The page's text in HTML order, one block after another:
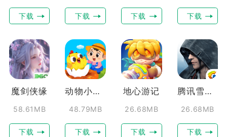
下载 下载 下载 下载
魔剑侠缘
58.61MB
下载
动物小牧场
48.79MB
下载
地心游记
26.68MB
下载
腾讯雪鹰领主
26.68MB
下载